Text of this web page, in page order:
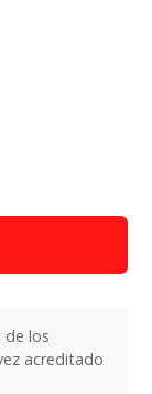
de los
acreditado